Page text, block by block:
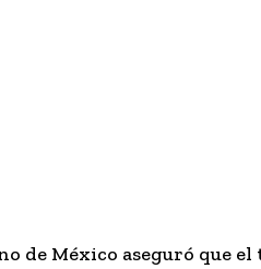
de México aseguró que